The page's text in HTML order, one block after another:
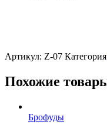
Артикул: Z-07
Похожие
Брофуды